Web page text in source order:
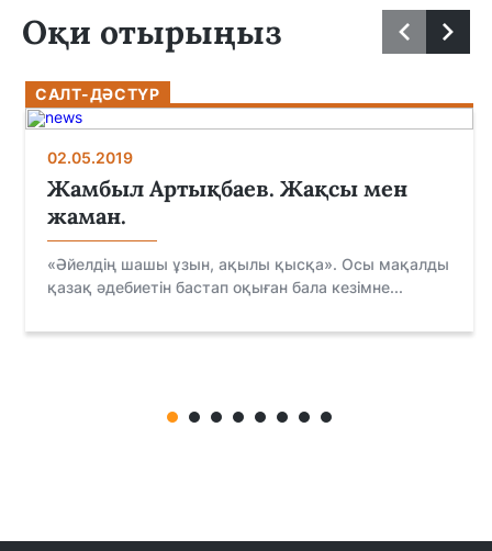
Оқи отырыңыз
САЛТ-ДӘСТҮР
02.05.2019
Жамбыл Артықбаев. Жақсы мен
жаман.
«Әйелдің шашы ұзын, ақылы қысқа». Осы мақалды
қазақ әдебиетін бастап оқыған бала кезімне...